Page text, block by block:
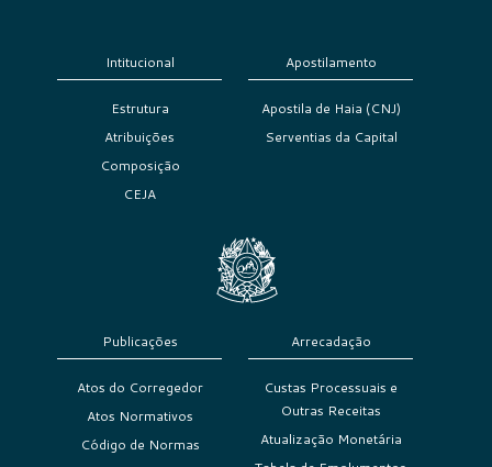
Intitucional
Estrutura
Atribuições
Composição
CEJA
Apostilamento
Apostila de Haia (CNJ)
Serventias da Capital
Publicações
Atos do Corregedor
Atos Normativos
Código de Normas
Arrecadação
Custas Processuais e
Outras Receitas
Atualização Monetária